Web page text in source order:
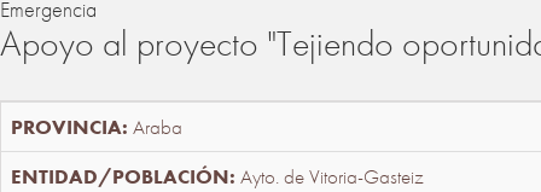
Emergencia
Apoyo al proyecto "Tejiendo
Araba
Ayto. de Vitoria-Gasteiz